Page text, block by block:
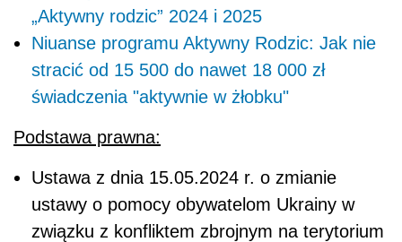
„Aktywny rodzic” 2024 i 2025
Niuanse programu Aktywny Rodzic: Jak nie
stracić od 15 500 do nawet 18 000 zł
świadczenia "aktywnie w żłobku"
Podstawa prawna:
Ustawa z dnia 15.05.2024 r. o zmianie
ustawy o pomocy obywatelom Ukrainy w
związku z konfliktem zbrojnym na terytorium